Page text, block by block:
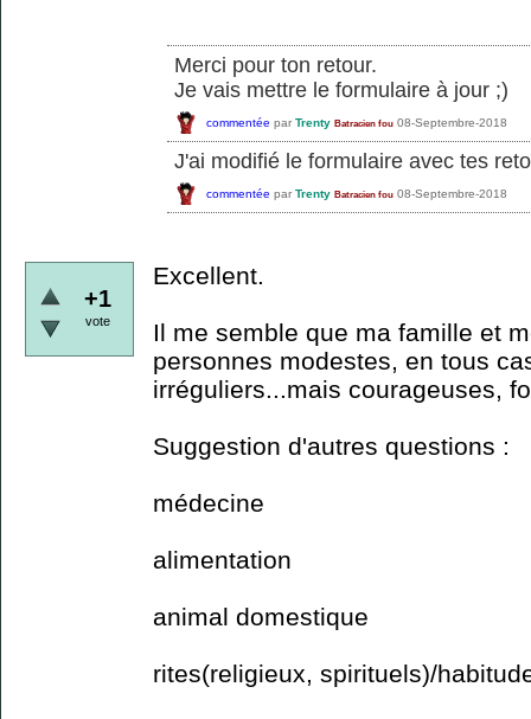
Merci pour ton retour.
Je vais mettre le formulaire à jour ;)
commentée par Trenty Batracien fou 08-Septembre-2018
J'ai modifié le formulaire avec tes
commentée par Trenty Batracien fou 08-Septembre-2018
+1
vote
Excellent.
Il me semble que ma famille et
personnes modestes, en tous
irréguliers...mais courageuses,
Suggestion d'autres questions :
médecine
alimentation
animal domestique
rites(religieux, spirituels)/